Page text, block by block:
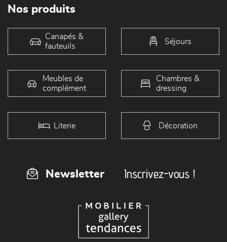
Nos produits
Canapés &
fauteuils
Séjours
Meubles de
complément
Chambres &
dressing
Literie Décoration
Newsletter Inscrivez-vous !